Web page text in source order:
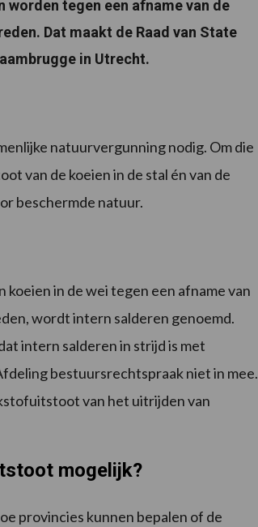
tegen een afname van de
Dat maakt de Raad van State
in Utrecht.
natuurvergunning nodig. Om die
van de koeien in de stal én van de
beschermde natuur.
in de wei tegen een afname van
wordt intern salderen genoemd.
intern salderen in strijd is met
bestuursrechtspraak niet in mee.
van het uitrijden van
mogelijk?
provincies kunnen bepalen of de